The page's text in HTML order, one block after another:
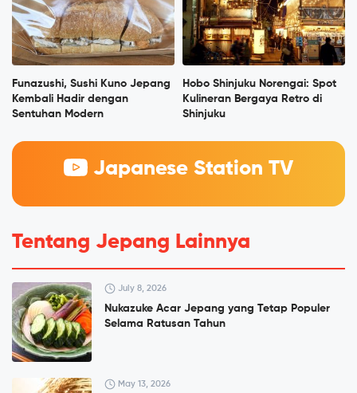
Funazushi, Sushi Kuno Jepang
Kembali Hadir dengan
Sentuhan Modern
Hobo Shinjuku Norengai: Spot
Kulineran Bergaya Retro di
Shinjuku
Japanese Station TV
Tentang Jepang Lainnya
July 8, 2026
Nukazuke Acar Jepang yang Tetap Populer
Selama Ratusan Tahun
May 13, 2026